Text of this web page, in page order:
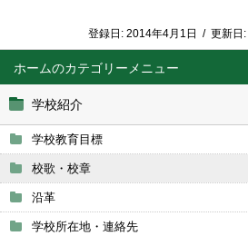
ホーム
学校紹介
学校教育目標
校歌・校章
沿革
学校所在地・連絡先
登録日: 2014年4月1日 / 更新日: